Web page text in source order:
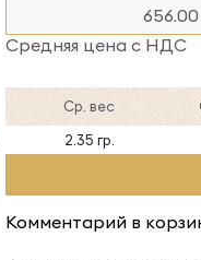
Средняя цена с НДС
Ср. вес
2.35 гр.
Комментарий в